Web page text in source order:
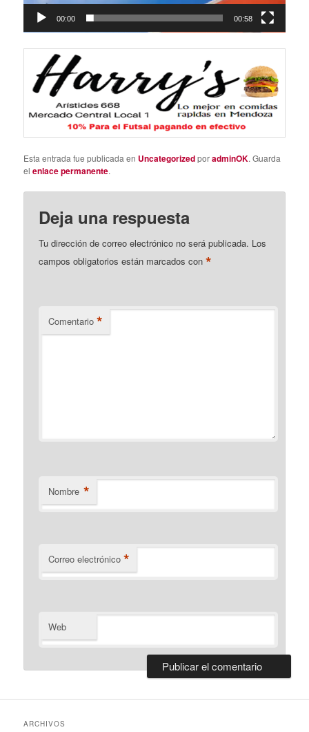
00:00 00:58
Esta entrada fue publicada en UncategorizedporadminOK. Guarda
elenlace permanente.
Deja una respuesta
Tu dirección de correo electrónico no será publicada. Los
campos obligatorios están marcados con*
Comentario *
Nombre *
Correo electrónico *
Web
ARCHIVOS